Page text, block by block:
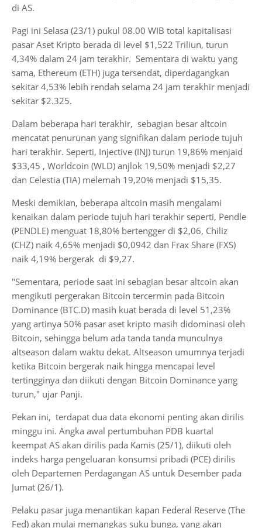
di AS.
Pagi ini Selasa (23/1) pukul 08.00 WIB total kapitalisasi
pasar Aset Kripto berada di level $1,522 Triliun, turun
4,34% dalam 24 jam terakhir. Sementara di waktu yang
sama, Ethereum (ETH) juga tersendat, diperdagangkan
sekitar 4,53% lebih rendah selama 24 jam terakhir menjadi
sekitar $2.325.
Dalam beberapa hari terakhir, sebagian besar altcoin
mencatat penurunan yang signifikan dalam periode tujuh
hari terakhir. Seperti, Injective (INJ) turun 19,86% menjaid
$33,45 , Worldcoin (WLD) anjlok 19,50% menjadi $2,27
dan Celestia (TIA) melemah 19,20% menjadi $15,35.
Meski demikian, beberapa altcoin masih mengalami
kenaikan dalam periode tujuh hari terakhir seperti, Pendle
(PENDLE) menguat 18,80% bertengger di $2,06, Chiliz
(CHZ) naik 4,65% menjadi $0,0942 dan Frax Share (FXS)
naik 4,19% bergerak di $9,27.
"Sementara, periode saat ini sebagian besar altcoin akan
mengikuti pergerakan Bitcoin tercermin pada Bitcoin
Dominance (BTC.D) masih kuat berada di level 51,23%
yang artinya 50% pasar aset kripto masih didominasi oleh
Bitcoin, sehingga belum ada tanda tanda munculnya
altseason dalam waktu dekat. Altseason umumnya terjadi
ketika Bitcoin bergerak naik hingga mencapai level
tertingginya dan diikuti dengan Bitcoin Dominance yang
turun," ujar Panji.
Pekan ini, terdapat dua data ekonomi penting akan dirilis
minggu ini. Angka awal pertumbuhan PDB kuartal
keempat AS akan dirilis pada Kamis (25/1), diikuti oleh
indeks harga pengeluaran konsumsi pribadi (PCE) dirilis
oleh Departemen Perdagangan AS untuk Desember pada
Jumat (26/1).
Pelaku pasar juga menantikan kapan Federal Reserve (The
Fed) akan mulai memangkas suku bunga, yang akan